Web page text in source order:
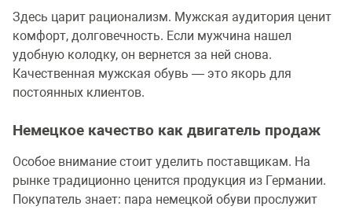
Здесь царит рационализм. Мужская аудитория ценит
комфорт, долговечность. Если мужчина нашел
удобную колодку, он вернется за ней снова.
Качественная мужская обувь — это якорь для
постоянных клиентов.
Немецкое качество как двигатель продаж
Особое внимание стоит уделить поставщикам. На
рынке традиционно ценится продукция из Германии.
Покупатель знает: пара немецкой обуви прослужит